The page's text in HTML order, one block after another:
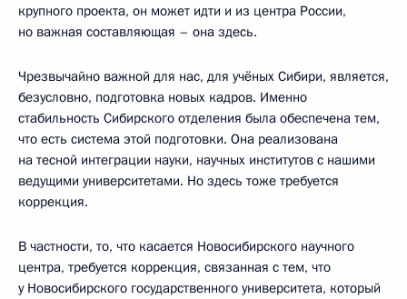
крупного проекта, он может идти и из центра России,
но важная составляющая – она здесь.
Чрезвычайно важной для нас, для учёных Сибири, является,
безусловно, подготовка новых кадров. Именно
стабильность Сибирского отделения была обеспечена тем,
что есть система этой подготовки. Она реализована
на тесной интеграции науки, научных институтов с нашими
ведущими университетами. Но здесь тоже требуется
коррекция.
В частности, то, что касается Новосибирского научного
центра, требуется коррекция, связанная с тем, что
у Новосибирского государственного университета, который